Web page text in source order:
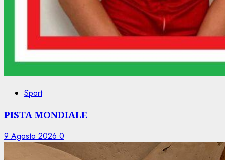
Sport
PISTA MONDIALE
9 Agosto 2026 0